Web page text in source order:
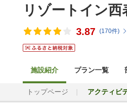
リゾートイン西
3.87 (170件)
施設紹介 プラン一覧
トップページ アクティビ